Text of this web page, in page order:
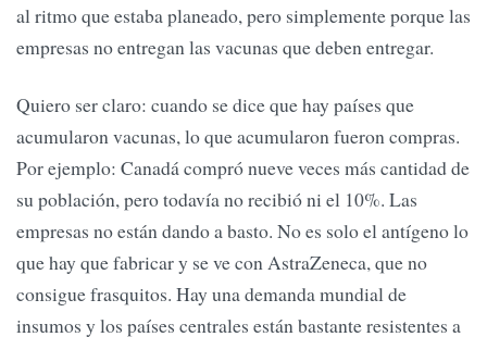
al ritmo que estaba planeado, pero simplemente porque las
empresas no entregan las vacunas que deben entregar.
Quiero ser claro: cuando se dice que hay países que
acumularon vacunas, lo que acumularon fueron compras.
Por ejemplo: Canadá compró nueve veces más cantidad de
su población, pero todavía no recibió ni el 10%. Las
empresas no están dando a basto. No es solo el antígeno lo
que hay que fabricar y se ve con AstraZeneca, que no
consigue frasquitos. Hay una demanda mundial de
insumos y los países centrales están bastante resistentes a